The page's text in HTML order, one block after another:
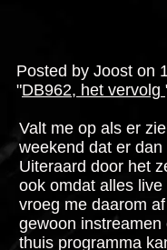
Posted by Joost on
"DB962, het vervolg
Valt me op als er
weekend dat er
Uiteraard door het
ook omdat alles
vroeg me daarom
gewoon
thuis programma